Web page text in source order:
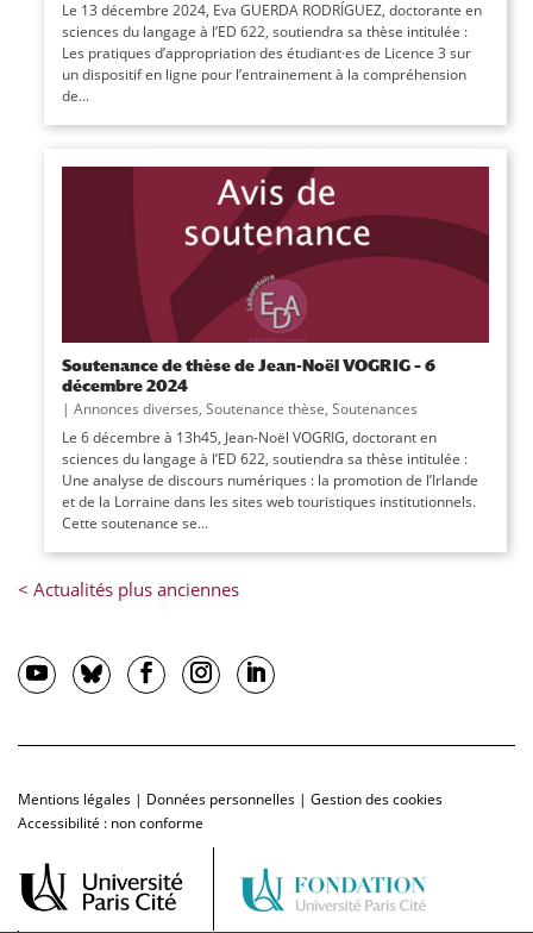
Le 13 décembre 2024, Eva GUERDA RODRÍGUEZ, doctorante en
sciences du langage à l’ED 622, soutiendra sa thèse intitulée :
Les pratiques d’appropriation des étudiant·es de Licence 3 sur
un dispositif en ligne pour l’entrainement à la compréhension
de...
Soutenance de thèse de Jean-Noël VOGRIG – 6
décembre 2024
| Annonces diverses, Soutenance thèse, Soutenances
Le 6 décembre à 13h45, Jean-Noël VOGRIG, doctorant en
sciences du langage à l’ED 622, soutiendra sa thèse intitulée :
Une analyse de discours numériques : la promotion de l’Irlande
et de la Lorraine dans les sites web touristiques institutionnels.
Cette soutenance se...
Mentions légales | Données personnelles | Gestion des cookies
Accessibilité : non conforme